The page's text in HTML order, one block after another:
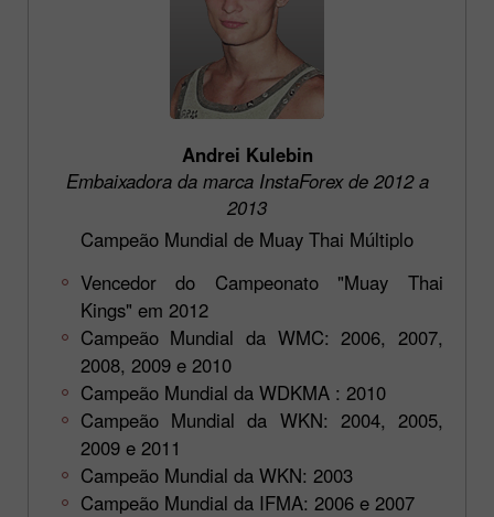
Andrei Kulebin
Embaixadora da marca InstaForex de 2012 a
2013
Campeão Mundial de Muay Thai Múltiplo
Vencedor do Campeonato "Muay Thai
Kings" em 2012
Campeão Mundial da WMC: 2006, 2007,
2008, 2009 e 2010
Campeão Mundial da WDKMA : 2010
Campeão Mundial da WKN: 2004, 2005,
2009 e 2011
Campeão Mundial da WKN: 2003
Campeão Mundial da IFMA: 2006 e 2007